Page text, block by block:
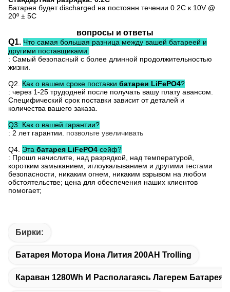
Батарея будет discharged на постоянн течении 0.2C к 10V @
20º ± 5C
вопросы и ответы
Q1. Что самая большая разница между вашей батареей и
другими поставщиками:
: Самый безопасный с более длинной продолжительностью
жизни.
Q2. Как о вашем сроке поставки батареи LiFePO4?
: через 1-25 трудодней после получать вашу плату авансом.
Специфический срок поставки зависит от деталей и
количества вашего заказа.
Q3: Как о вашей гарантии?
: 2 лет гарантии. позвольте увеличивать
Q4. Эта батарея LiFePO4 сейф?
: Прошл начислите, над разрядкой, над температурой,
коротким замыканием, иглоукалыванием и другими тестами
безопасности, никаким огнем, никаким взрывом на любом
обстоятельстве; цена для обеспечения наших клиентов
помогает;
Бирки:
Батарея Мотора Иона Лития 200AH Trolling
Караван 1280Wh И Располагаясь Лагерем Батарея